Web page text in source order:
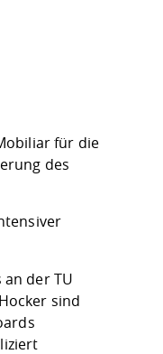
für die
des
der TU
sind